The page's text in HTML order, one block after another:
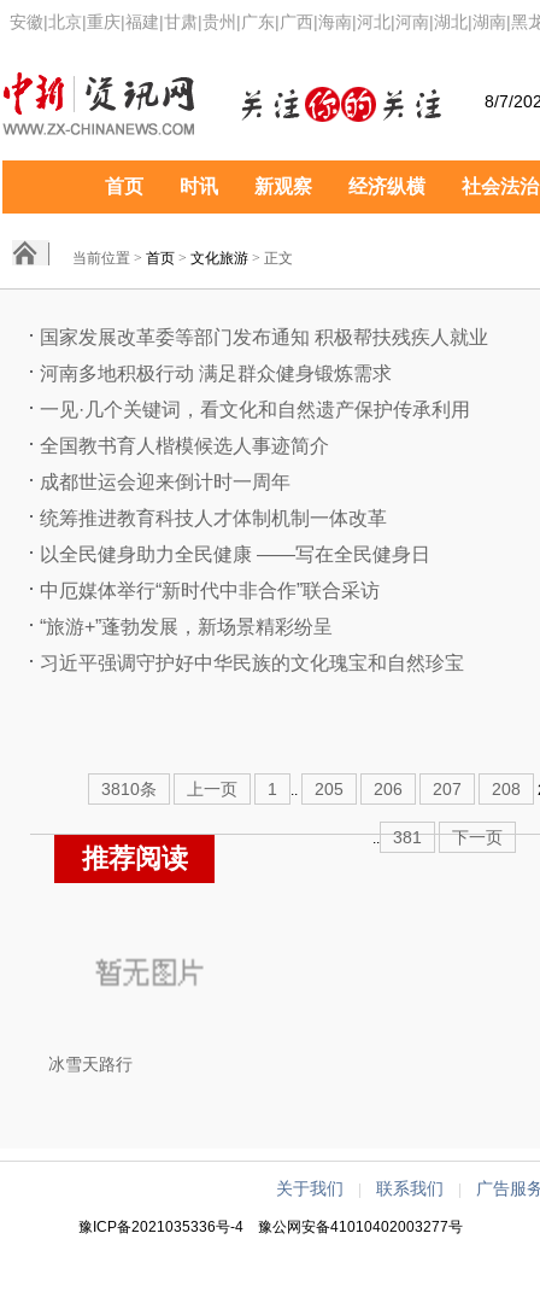
安徽|北京|重庆|福建|甘肃|贵州 |广东|广西|海南|河北|河南|湖北|湖南|黑
8/7/
首页 时讯 新观察 经济纵横 社会法治
当前位置 > 首页 > 文化旅游 > 正文
国家发展改革委等部门发布通知 积极帮扶残疾人就业
河南多地积极行动 满足群众健身锻炼需求
一见·几个关键词，看文化和自然遗产保护传承利用
全国教书育人楷模候选人事迹简介
成都世运会迎来倒计时一周年
统筹推进教育科技人才体制机制一体改革
以全民健身助力全民健康 ——写在全民健身日
中厄媒体举行“新时代中非合作”联合采访
“旅游+”蓬勃发展，新场景精彩纷呈
习近平强调守护好中华民族的文化瑰宝和自然珍宝
3810条 上一页 1 .. 205 206 207 208
.. 381 下一页
推荐阅读
冰雪天路行
关于我们 联系我们 广告服
豫ICP备2021035336号-4 豫公网安备41010402003277号